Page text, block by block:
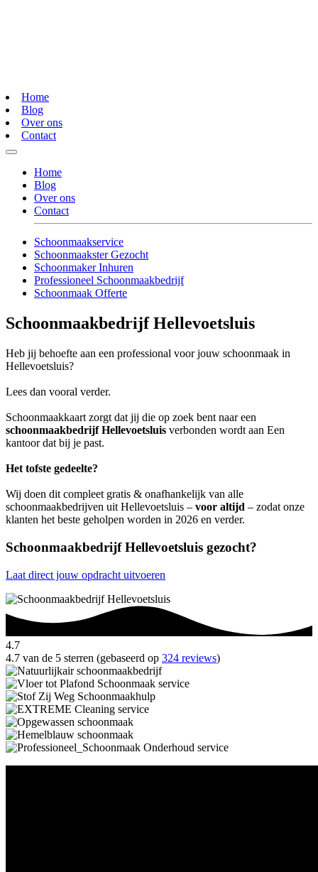
Home
Blog
Over ons
Contact
Home
Blog
Over ons
Contact
Schoonmaakservice
Schoonmaakster Gezocht
Schoonmaker Inhuren
Professioneel Schoonmaakbedrijf
Schoonmaak Offerte
Schoonmaakbedrijf Hellevoetsluis
Heb jij behoefte aan een professional voor jouw schoonmaak in
Hellevoetsluis?
Lees dan vooral verder.
Schoonmaakkaart zorgt dat jij die op zoek bent naar een
schoonmaakbedrijf Hellevoetsluis verbonden wordt aan Een
kantoor dat bij je past.
Het tofste gedeelte?
Wij doen dit compleet gratis & onafhankelijk van alle
schoonmaakbedrijven uit Hellevoetsluis – voor altijd – zodat onze
klanten het beste geholpen worden in 2026 en verder.
Schoonmaakbedrijf Hellevoetsluis gezocht?
Laat direct jouw opdracht uitvoeren
4.7
4.7 van de 5 sterren (gebaseerd op 324 reviews)